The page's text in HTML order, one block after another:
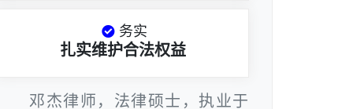
务实
扎实维护合法权益
邓杰律师，法律硕士，执业于